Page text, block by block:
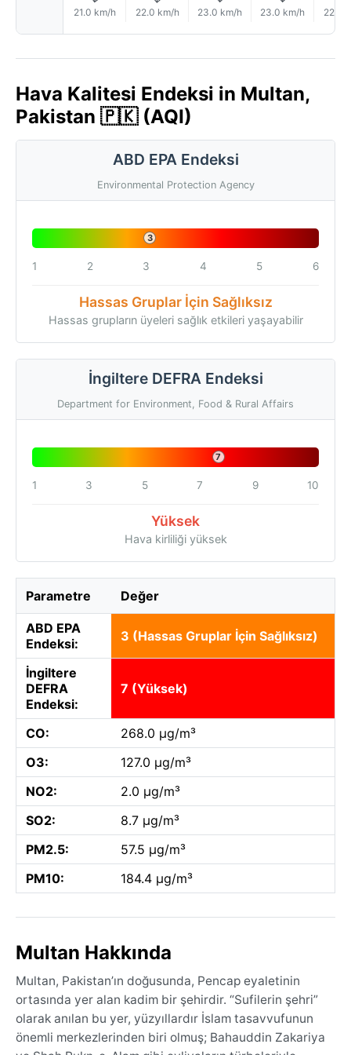
21.0 km/h 22.0 km/h 23.0 km/h 23.0 km/h 22.0
Hava Kalitesi Endeksi in Multan,
Pakistan 🇵🇰 (AQI)
ABD EPA Endeksi
Environmental Protection Agency
3
1 2 3 4 5 6
Hassas Gruplar İçin Sağlıksız
Hassas grupların üyeleri sağlık etkileri yaşayabilir
İngiltere DEFRA Endeksi
Department for Environment, Food & Rural Affairs
7
1 3 5 7 9 10
Yüksek
Hava kirliliği yüksek
Parametre Değer
ABD EPA
Endeksi:
3 (Hassas Gruplar İçin Sağlıksız)
İngiltere
DEFRA
Endeksi:
7 (Yüksek)
CO:
268.0 µg/m³
O3:
127.0 µg/m³
NO2:
2.0 µg/m³
SO2:
8.7 µg/m³
PM2.5:
57.5 µg/m³
PM10:
184.4 µg/m³
Multan Hakkında
Multan, Pakistan’ın doğusunda, Pencap eyaletinin
ortasında yer alan kadim bir şehirdir. “Sufilerin şehri”
olarak anılan bu yer, yüzyıllardır İslam tasavvufunun
önemli merkezlerinden biri olmuş; Bahauddin Zakariya